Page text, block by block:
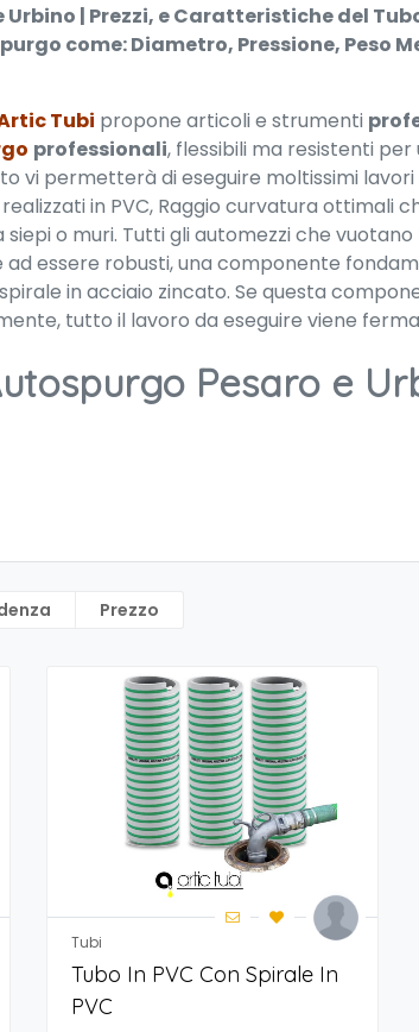
Urbino | Prezzi, e Caratteristiche del
come: Diametro, Pressione, Peso
Tubi propone articoli e strumenti
professionali, flessibili ma resistenti
vi permetterà di eseguire moltissimi
in PVC, Raggio curvatura ottimali
o muri. Tutti gli automezzi che
ad essere robusti, una componente
in acciaio zincato. Se questa
tutto il lavoro da eseguire viene
Pesaro e
Prezzo
Tubi
Tubo In PVC Con Spirale In
PVC